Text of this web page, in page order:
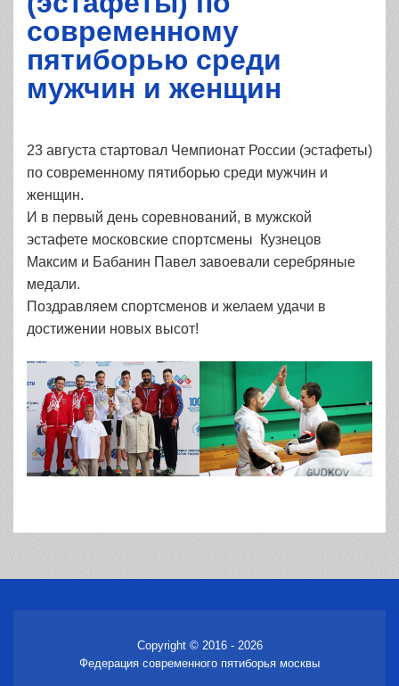
современному
пятиборью среди
мужчин и женщин
23 августа стартовал Чемпионат России (эстафеты)
по современному пятиборью среди мужчин и
женщин.
И в первый день соревнований, в мужской
эстафете московские спортсмены Кузнецов
Максим и Бабанин Павел завоевали серебряные
медали.
Поздравляем спортсменов и желаем удачи в
достижении новых высот!
Copyright © 2016 - 2026
Федерация современного пятиборья москвы